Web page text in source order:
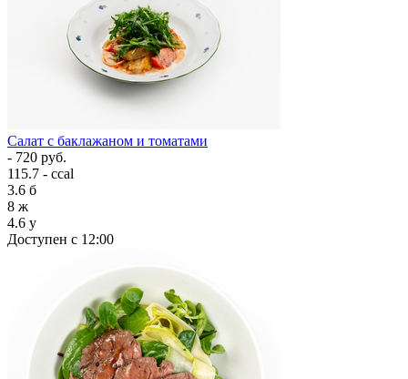
Салат с баклажаном и томатами
- 720 руб.
115.7 - ccal
3.6 б
8 ж
4.6 у
Доступен с 12:00